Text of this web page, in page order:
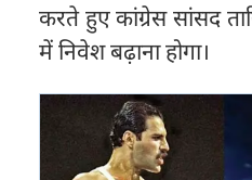
करते हुए कांग्रेस सांसद
में निवेश बढ़ाना होगा।